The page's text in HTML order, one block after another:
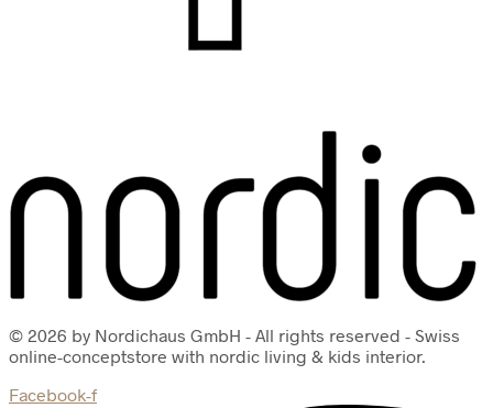
© 2026 by Nordichaus GmbH - All rights reserved - Swiss
online-conceptstore with nordic living & kids interior.
Facebook-f